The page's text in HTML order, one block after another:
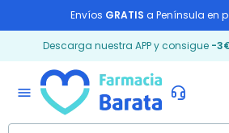
Envíos GRATIS a Península en
Descarga nuestra APP y consigue -
menu